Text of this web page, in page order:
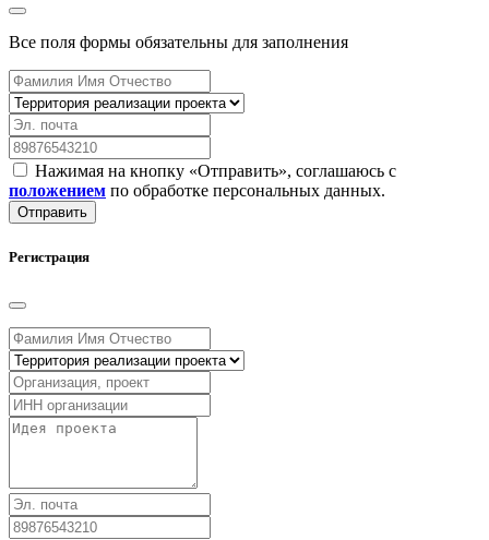
Все поля формы обязательны для заполнения
Нажимая на кнопку «Отправить», соглашаюсь с
положением по обработке персональных данных.
Отправить
Регистрация